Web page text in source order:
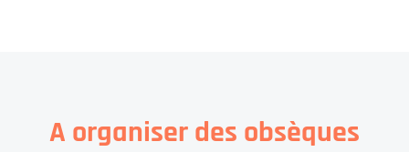
A organiser des obsèques